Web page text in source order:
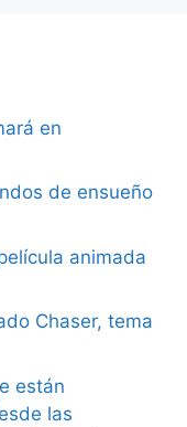
en
de ensueño
animada
Chaser, tema
están
las